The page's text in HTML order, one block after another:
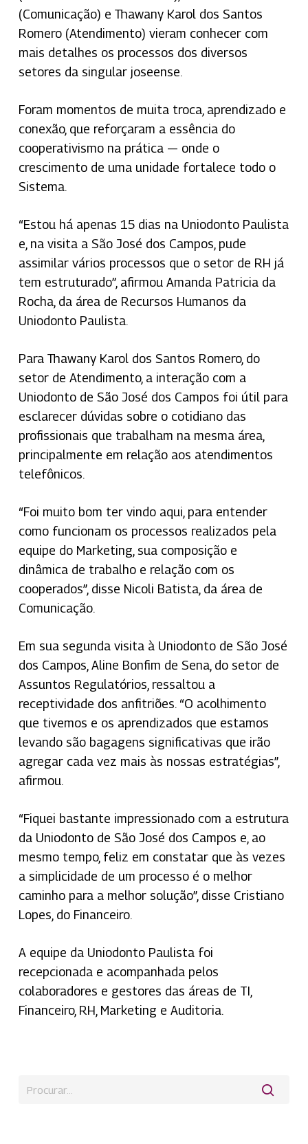
(Comunicação) e Thawany Karol dos Santos
Romero (Atendimento) vieram conhecer com
mais detalhes os processos dos diversos
setores da singular joseense.
Foram momentos de muita troca, aprendizado e
conexão, que reforçaram a essência do
cooperativismo na prática — onde o
crescimento de uma unidade fortalece todo o
Sistema.
“Estou há apenas 15 dias na Uniodonto Paulista
e, na visita a São José dos Campos, pude
assimilar vários processos que o setor de RH já
tem estruturado”, afirmou Amanda Patricia da
Rocha, da área de Recursos Humanos da
Uniodonto Paulista.
Para Thawany Karol dos Santos Romero, do
setor de Atendimento, a interação com a
Uniodonto de São José dos Campos foi útil para
esclarecer dúvidas sobre o cotidiano das
profissionais que trabalham na mesma área,
principalmente em relação aos atendimentos
telefônicos.
“Foi muito bom ter vindo aqui, para entender
como funcionam os processos realizados pela
equipe do Marketing, sua composição e
dinâmica de trabalho e relação com os
cooperados”, disse Nicoli Batista, da área de
Comunicação.
Em sua segunda visita à Uniodonto de São José
dos Campos, Aline Bonfim de Sena, do setor de
Assuntos Regulatórios, ressaltou a
receptividade dos anfitriões. “O acolhimento
que tivemos e os aprendizados que estamos
levando são bagagens significativas que irão
agregar cada vez mais às nossas estratégias”,
afirmou.
“Fiquei bastante impressionado com a estrutura
da Uniodonto de São José dos Campos e, ao
mesmo tempo, feliz em constatar que às vezes
a simplicidade de um processo é o melhor
caminho para a melhor solução”, disse Cristiano
Lopes, do Financeiro.
A equipe da Uniodonto Paulista foi
recepcionada e acompanhada pelos
colaboradores e gestores das áreas de TI,
Financeiro, RH, Marketing e Auditoria.